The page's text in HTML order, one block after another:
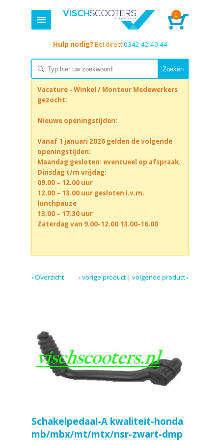
0
Hulp nodig? Bel direct0342 42 40 44
Vacature - Winkel / Monteur Medewerkers
gezocht:
Nieuwe openingstijden:
Vanaf 1 januari 2026 gelden de volgende
openingstijden:
Maandag gesloten: eventueel op afspraak.
Dinsdag t/m vrijdag:
09.00 – 12.00 uur
12.00 – 13.00 uur gesloten i.v.m.
lunchpauze
13.00 – 17.30 uur
Zaterdag van 9.00-12.00 13.00-16.00
‹ Overzicht volgende product ›
|
‹ vorige product
Schakelpedaal-A kwaliteit-honda
mb/mbx/mt/mtx/nsr-zwart-dmp